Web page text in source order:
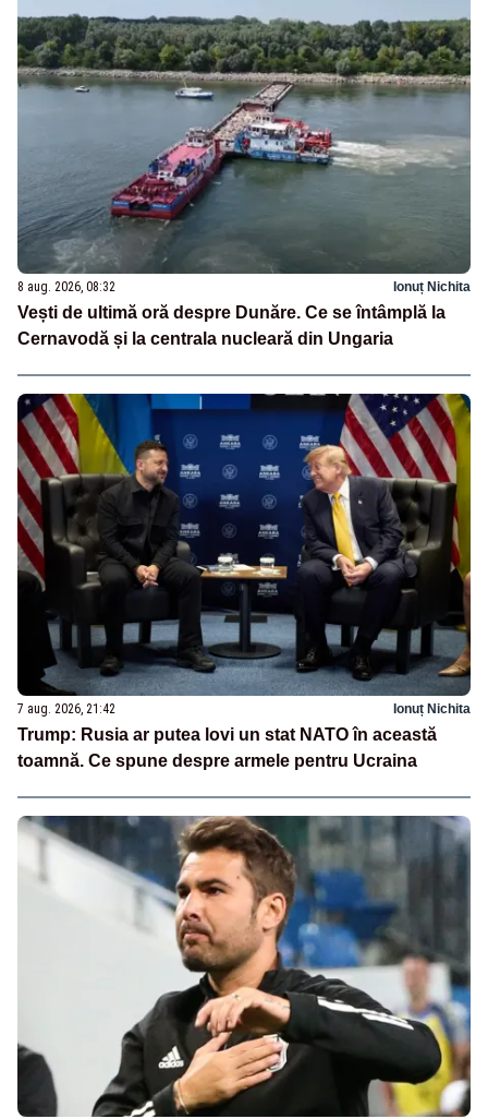
8 aug. 2026, 08:32 Ionuț Nichita
Vești de ultimă oră despre Dunăre. Ce se întâmplă la
Cernavodă și la centrala nucleară din Ungaria
7 aug. 2026, 21:42 Ionuț Nichita
Trump: Rusia ar putea lovi un stat NATO în această
toamnă. Ce spune despre armele pentru Ucraina